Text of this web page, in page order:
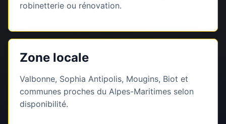
robinetterie ou rénovation.
Zone locale
Valbonne, Sophia Antipolis, Mougins, Biot et
communes proches du Alpes-Maritimes selon
disponibilité.